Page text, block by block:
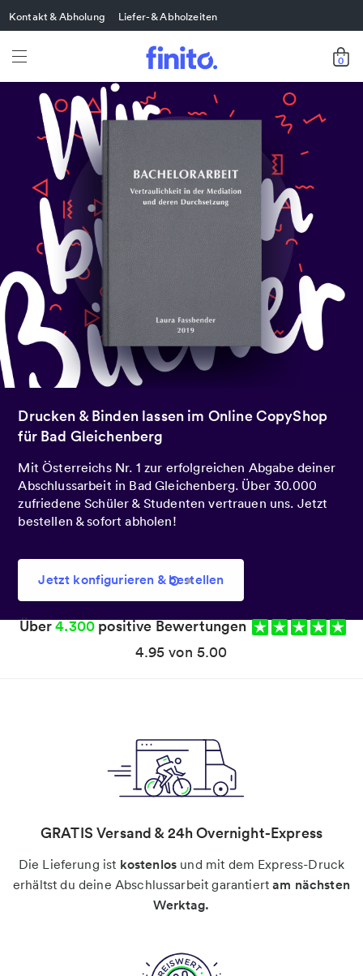
Kontakt & Abholung Liefer- & Abholzeiten
0
Heute bestellt.
Morgen geliefert!
Du hast es besonders eilig? Bestelle noch heute mit
Express-Druck, damit du deine Abschlussarbeit schon
morgen in den Händen hältst.
Jetzt konfigurieren & bestellen
Über4.300positive Bewertungen
4.95 von 5.00
GRATIS Versand & 24h Overnight-Express
Die Lieferung ist kostenlos und mit dem Express-Druck
erhältst du deine Abschlussarbeit garantiertam nächsten
Werktag.